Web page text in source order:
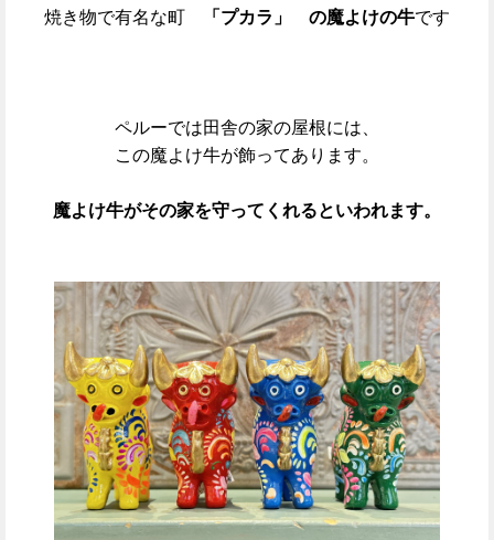
焼き物で有名な町 「プカラ」 の魔よけの牛です
ペルーでは田舎の家の屋根には、
この魔よけ牛が飾ってあります。
魔よけ牛がその家を守ってくれるといわれます。